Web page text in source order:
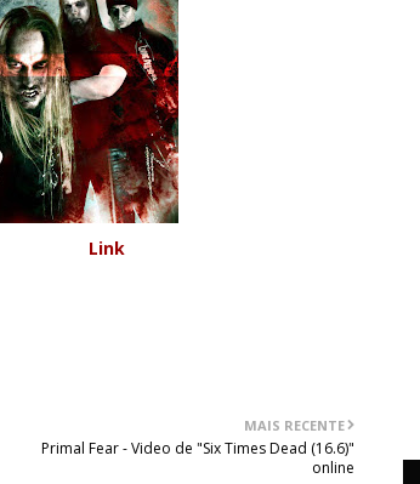
Link
MAIS RECENTE
Primal Fear - Video de "Six Times Dead (16.6)"
online